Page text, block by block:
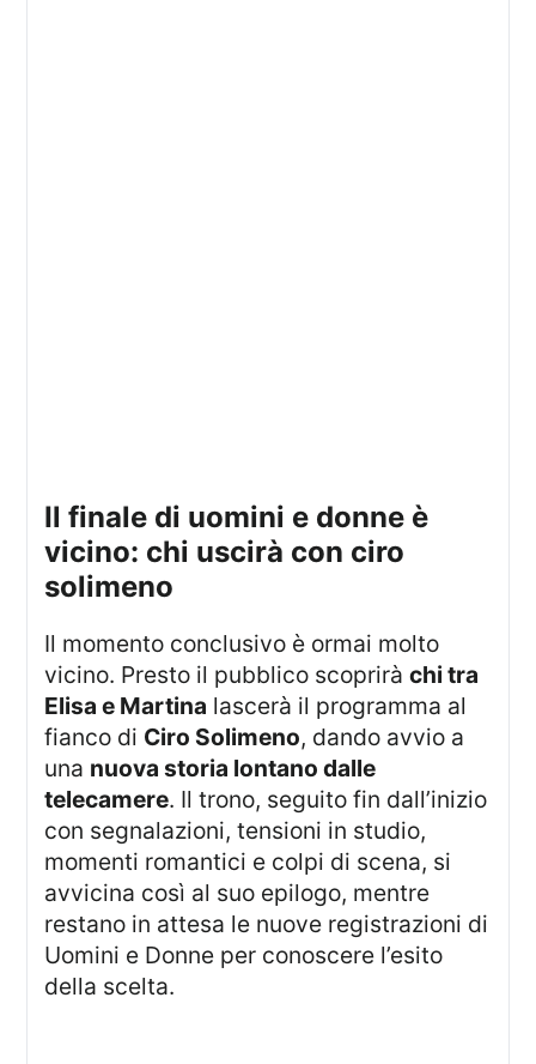
il finale di uomini e donne è
vicino: chi uscirà con ciro
solimeno
Il momento conclusivo è ormai molto
vicino. Presto il pubblico scopriràchi tra
Elisa e Martina lascerà il programma al
fianco di Ciro Solimeno, dando avvio a
una nuova storia lontano dalle
telecamere. Il trono, seguito fin dall’inizio
con segnalazioni, tensioni in studio,
momenti romantici e colpi di scena, si
avvicina così al suo epilogo, mentre
restano in attesa le nuove registrazioni di
Uomini e Donne per conoscere l’esito
della scelta.